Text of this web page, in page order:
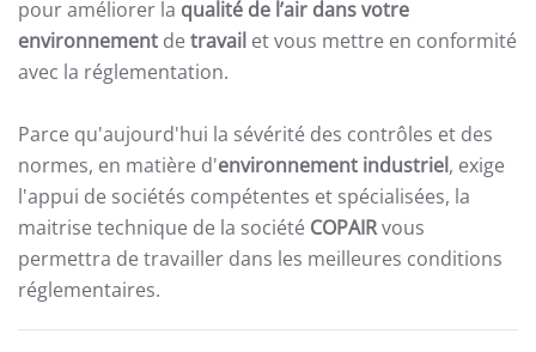
pour améliorer la qualité de l’air dans votre
environnement de travail et vous mettre en conformité
avec la réglementation.
Parce qu'aujourd'hui la sévérité des contrôles et des
normes, en matière d'environnement industriel, exige
l'appui de sociétés compétentes et spécialisées, la
maitrise technique de la société COPAIRvous
permettra de travailler dans les meilleures conditions
réglementaires.